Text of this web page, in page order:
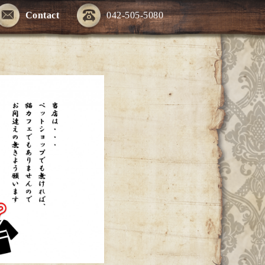
042-505-5080
Contact